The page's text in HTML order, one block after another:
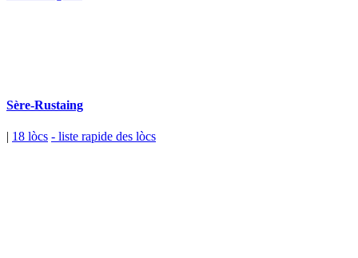
Sère-Rustaing
| 18 lòcs - liste rapide des lòcs